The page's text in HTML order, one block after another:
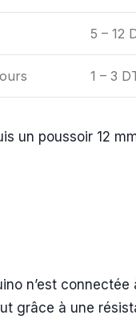
5 – 12
1 – 3
un poussoir 12
n’est
grâce à une